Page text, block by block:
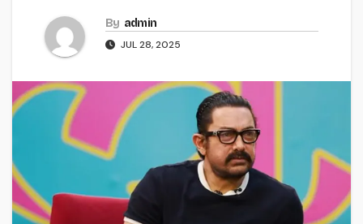
By admin
JUL 28, 2025